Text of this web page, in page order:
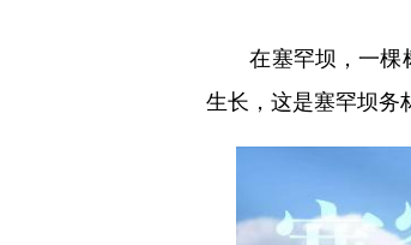
在塞罕坝，一棵树
生长，这是塞罕坝务